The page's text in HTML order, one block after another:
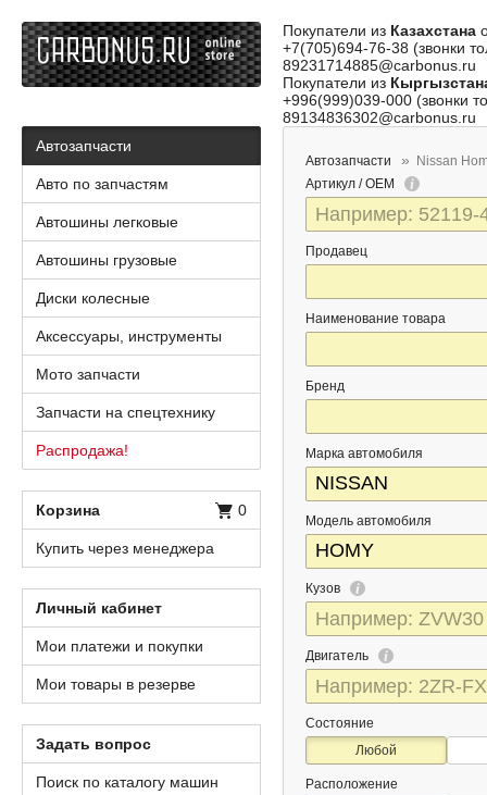
Покупатели из Казахстана
+7(705)694-76-38 (звонки
89231714885@carbonus.ru
Покупатели из
+996(999)039-000 (звонки
89134836302@carbonus.ru
Автозапчасти
Nissan
Артикул / OEM
Продавец
Наименование товара
Бренд
Марка автомобиля
Модель автомобиля
Кузов
Двигатель
Состояние
Любой
Расположение
Автозапчасти
Авто по запчастям
Автошины легковые
Автошины грузовые
Диски колесные
Аксессуары, инструменты
Мото запчасти
Запчасти на спецтехнику
Распродажа!
Корзина 0
Купить через менеджера
Личный кабинет
Мои платежи и покупки
Мои товары в резерве
Задать вопрос
Поиск по каталогу машин